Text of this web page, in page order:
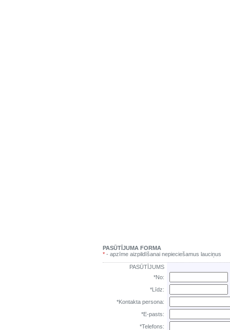
PASŪTĪJUMA FORMA
* - apzīme aizpildīšanai nepieciešamus lauciņus
PASŪTĪJUMS
*No:
*Līdz:
*Kontakta persona:
*E-pasts:
*Telefons: